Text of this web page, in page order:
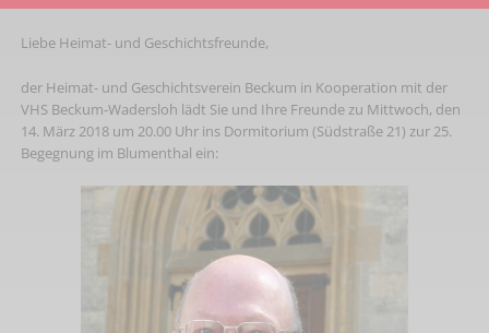
Liebe Heimat- und Geschichtsfreunde,
der Heimat- und Geschichtsverein Beckum in Kooperation mit der
VHS Beckum-Wadersloh lädt Sie und Ihre Freunde zu Mittwoch, den
14. März 2018 um 20.00 Uhr ins Dormitorium (Südstraße 21) zur 25.
Begegnung im Blumenthal ein: